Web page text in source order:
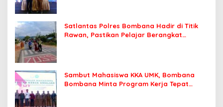
Satlantas Polres Bombana Hadir di Titik
Rawan, Pastikan Pelajar Berangkat
Sambut Mahasiswa KKA UMK, Bombana
Bombana Minta Program Kerja Tepat